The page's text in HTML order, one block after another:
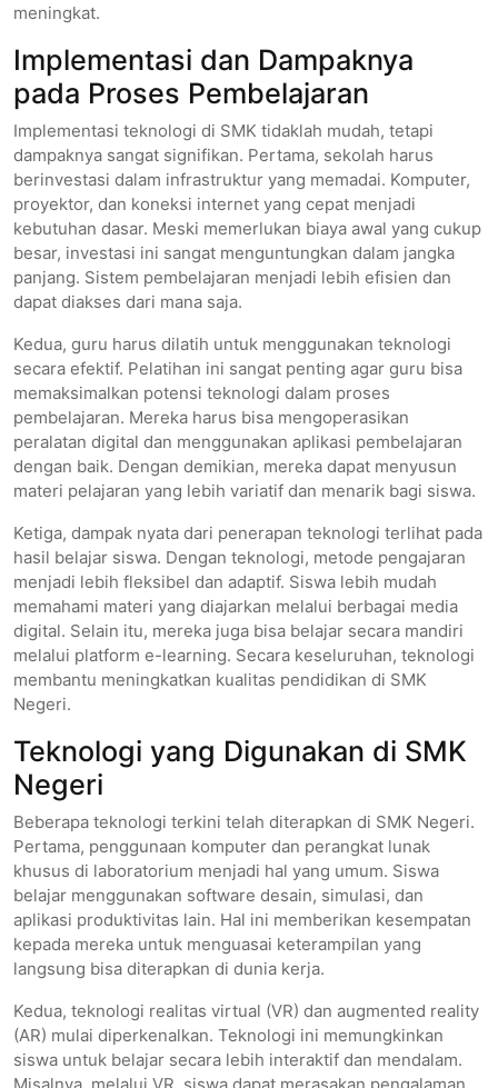
meningkat.
Implementasi dan Dampaknya
pada Proses Pembelajaran
Implementasi teknologi di SMK tidaklah mudah, tetapi
dampaknya sangat signifikan. Pertama, sekolah harus
berinvestasi dalam infrastruktur yang memadai. Komputer,
proyektor, dan koneksi internet yang cepat menjadi
kebutuhan dasar. Meski memerlukan biaya awal yang cukup
besar, investasi ini sangat menguntungkan dalam jangka
panjang. Sistem pembelajaran menjadi lebih efisien dan
dapat diakses dari mana saja.
Kedua, guru harus dilatih untuk menggunakan teknologi
secara efektif. Pelatihan ini sangat penting agar guru bisa
memaksimalkan potensi teknologi dalam proses
pembelajaran. Mereka harus bisa mengoperasikan
peralatan digital dan menggunakan aplikasi pembelajaran
dengan baik. Dengan demikian, mereka dapat menyusun
materi pelajaran yang lebih variatif dan menarik bagi siswa.
Ketiga, dampak nyata dari penerapan teknologi terlihat pada
hasil belajar siswa. Dengan teknologi, metode pengajaran
menjadi lebih fleksibel dan adaptif. Siswa lebih mudah
memahami materi yang diajarkan melalui berbagai media
digital. Selain itu, mereka juga bisa belajar secara mandiri
melalui platform e-learning. Secara keseluruhan, teknologi
membantu meningkatkan kualitas pendidikan di SMK
Negeri.
Teknologi yang Digunakan di SMK
Negeri
Beberapa teknologi terkini telah diterapkan di SMK Negeri.
Pertama, penggunaan komputer dan perangkat lunak
khusus di laboratorium menjadi hal yang umum. Siswa
belajar menggunakan software desain, simulasi, dan
aplikasi produktivitas lain. Hal ini memberikan kesempatan
kepada mereka untuk menguasai keterampilan yang
langsung bisa diterapkan di dunia kerja.
Kedua, teknologi realitas virtual (VR) dan augmented reality
(AR) mulai diperkenalkan. Teknologi ini memungkinkan
siswa untuk belajar secara lebih interaktif dan mendalam.